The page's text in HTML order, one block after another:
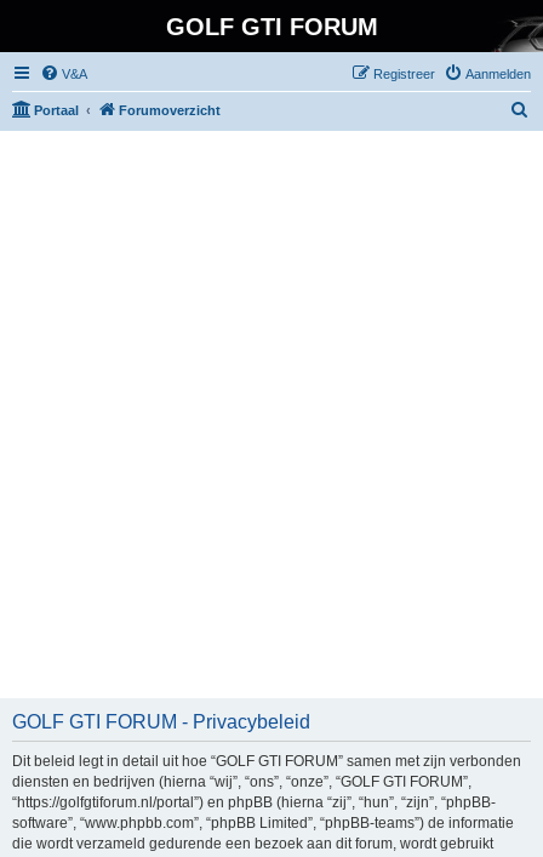
GOLF GTI FORUM
V&A Aanmelden
Registreer
Portaal Forumoverzicht
GOLF GTI FORUM - Privacybeleid
Dit beleid legt in detail uit hoe “GOLF GTI FORUM” samen met zijn verbonden
diensten en bedrijven (hierna “wij”, “ons”, “onze”, “GOLF GTI FORUM”,
“https://golfgtiforum.nl/portal”) en phpBB (hierna “zij”, “hun”, “zijn”, “phpBB-
software”, “www.phpbb.com”, “phpBB Limited”, “phpBB-teams”) de informatie
die wordt verzameld gedurende een bezoek aan dit forum, wordt gebruikt